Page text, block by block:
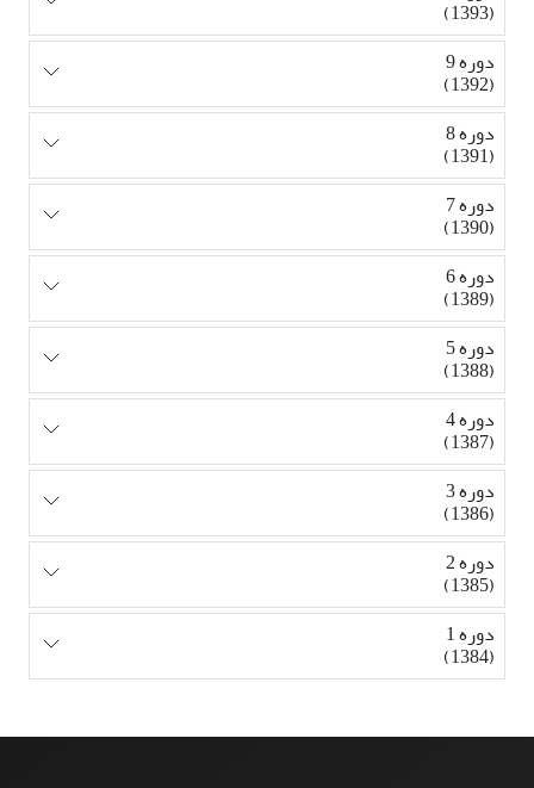
(1393)
دوره 9
(1392)
دوره 8
(1391)
دوره 7
(1390)
دوره 6
(1389)
دوره 5
(1388)
دوره 4
(1387)
دوره 3
(1386)
دوره 2
(1385)
دوره 1
(1384)